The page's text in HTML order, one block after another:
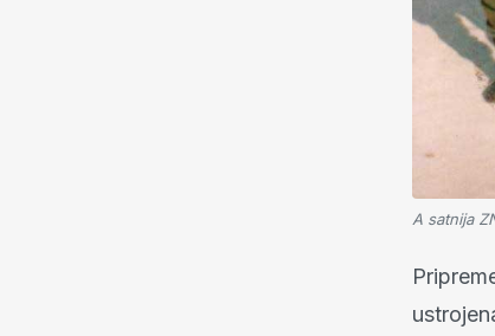
A satnija